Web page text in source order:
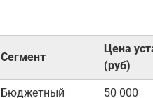
Сегмент
Цена
(руб)
Бюджетный 50 000